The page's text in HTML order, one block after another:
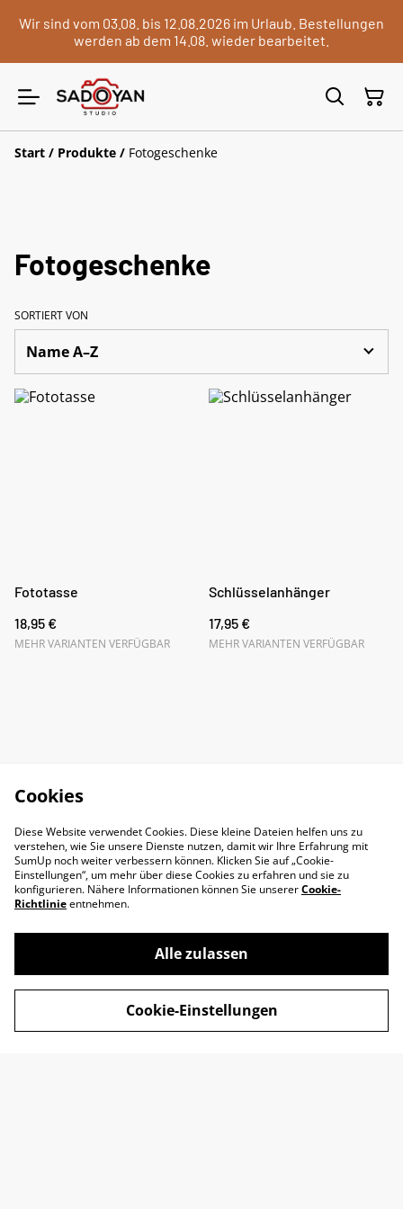
Wir sind vom 03.08. bis 12.08.2026 im Urlaub. Bestellungen
werden ab dem 14.08. wieder bearbeitet.
Start / Produkte / Fotogeschenke
Fotogeschenke
SORTIERT VON
Fototasse
18,95 €
MEHR VARIANTEN VERFÜGBAR
Schlüsselanhänger
17,95 €
MEHR VARIANTEN VERFÜGBAR
Widerrufsrecht
Cookies
Diese Website verwendet Cookies. Diese kleine Dateien helfen uns zu
verstehen, wie Sie unsere Dienste nutzen, damit wir Ihre Erfahrung mit
SumUp noch weiter verbessern können. Klicken Sie auf „Cookie-
Einstellungen“, um mehr über diese Cookies zu erfahren und sie zu
konfigurieren. Nähere Informationen können Sie unsererCookie-
Richtlinieentnehmen.
Alle zulassen
Cookie-Einstellungen